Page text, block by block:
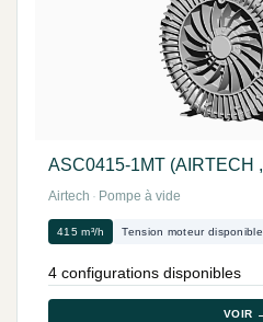
ASC0415-1MT (AIRTECH
Airtech · Pompe à vide
415 m³/h Tension moteur
4 configurations disponibles
VOIR